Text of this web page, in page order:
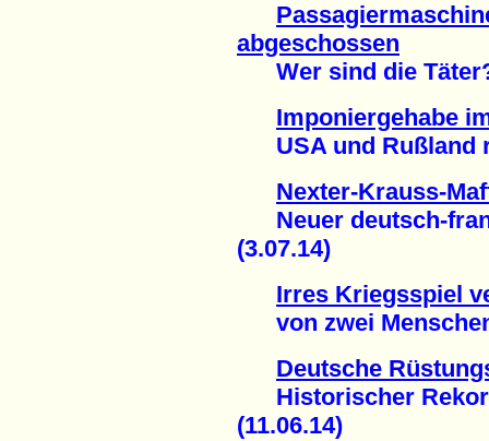
abgeschossen
Wer sind die Täter?
Imponiergehabe
USA und Rußland
Nexter-Krauss-
Neuer deutsch-
(3.07.14)
Irres Kriegsspiel
von zwei
Deutsche
Historischer
(11.06.14)